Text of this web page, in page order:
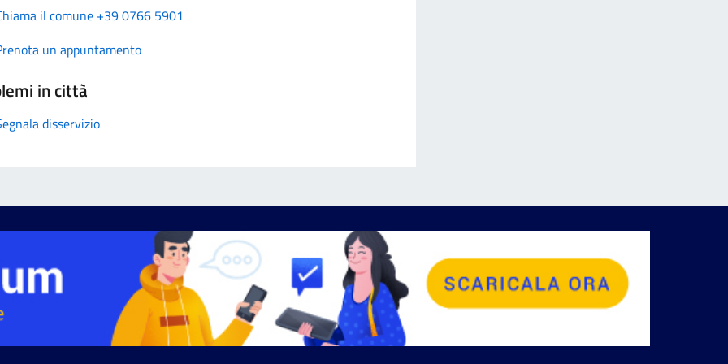
il comune +39 0766 5901
un appuntamento
in città
disservizio